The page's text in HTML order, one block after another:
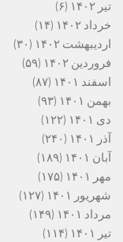
تیر ۱۴۰۲
(۶)
خرداد ۱۴۰۲
(۱۴)
اردیبهشت ۱۴۰۲
(۳۰)
فروردین ۱۴۰۲
(۵۹)
اسفند ۱۴۰۱
(۸۷)
بهمن ۱۴۰۱
(۹۳)
دی ۱۴۰۱
(۱۲۲)
آذر ۱۴۰۱
(۲۴۰)
آبان ۱۴۰۱
(۱۸۹)
مهر ۱۴۰۱
(۱۷۵)
شهریور ۱۴۰۱
(۱۲۷)
مرداد ۱۴۰۱
(۱۴۹)
تیر ۱۴۰۱
(۱۱۴)